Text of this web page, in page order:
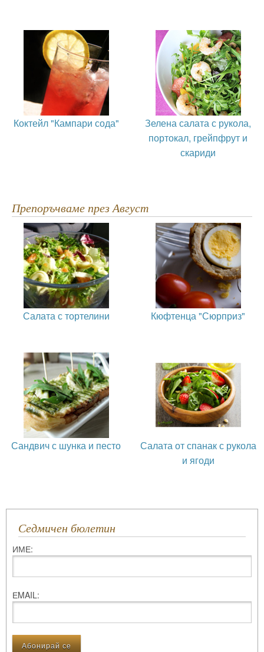
Коктейл "Кампари сода"
Зелена салата с рукола,
портокал, грейпфрут и
скариди
Препоръчваме през Август
Салата с тортелини Кюфтенца "Сюрприз"
Сандвич с шунка и песто
Салата от спанак с рукола
и ягоди
Седмичен бюлетин
ИМЕ:
ЕMAIL: